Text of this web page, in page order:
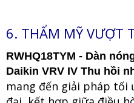
6. THẨM MỸ VƯỢT
RWHQ18TYM - Dàn
Daikin VRV IV Thu hồi
mang đến giải pháp tối